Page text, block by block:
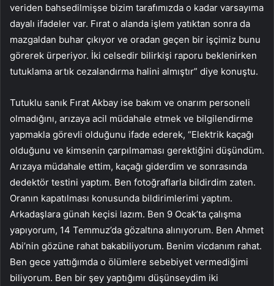
veriden bahsedilmişse bizim tarafımızda o kadar varsayıma
dayalı ifadeler var. Fırat o alanda işlem yatıktan sonra da
mazgaldan buhar çıkıyor ve oradan geçen bir işçimiz bunu
görerek ürperiyor. İki celsedir bilirkişi raporu beklenirken
tutuklama artık cezalandırma halini almıştır” diye konuştu.
Tutuklu sanık Fırat Akbay ise bakım ve onarım personeli
olmadığını, arızaya acil müdahale etmek ve bilgilendirme
yapmakla görevli olduğunu ifade ederek, “Elektrik kaçağı
olduğunu ve kimsenin çarpılmaması gerektiğini düşündüm.
Arızaya müdahale ettim, kaçağı giderdim ve sonrasında
dedektör testini yaptım. Ben fotoğraflarla bildirdim zaten.
Oranın kapatılması konusunda bildirimlerimi yaptım.
Arkadaşlara günah keçisi lazım. Ben 9 Ocak’ta çalışma
yapıyorum, 14 Temmuz’da gözaltına alınıyorum. Ben Ahmet
Abi’nin gözüne rahat bakabiliyorum. Benim vicdanım rahat.
Ben gece yattığımda o ölümlere sebebiyet vermediğimi
biliyorum. Ben bir şey yaptığımı düşünseydim iki